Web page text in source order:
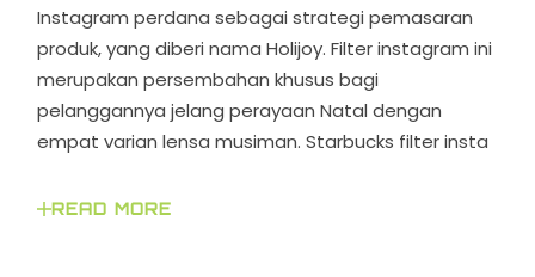
Instagram perdana sebagai strategi pemasaran
produk, yang diberi nama Holijoy. Filter instagram ini
merupakan persembahan khusus bagi
pelanggannya jelang perayaan Natal dengan
empat varian lensa musiman. Starbucks filter insta
READ MORE